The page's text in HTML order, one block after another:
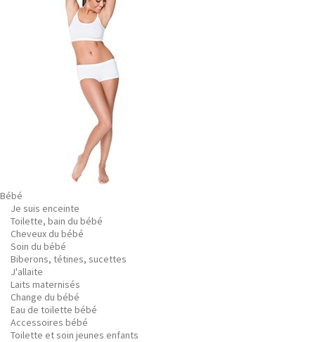
Bébé
Je suis enceinte
Toilette, bain du bébé
Cheveux du bébé
Soin du bébé
Biberons, tétines, sucettes
J'allaite
Laits maternisés
Change du bébé
Eau de toilette bébé
Accessoires bébé
Toilette et soin jeunes enfants